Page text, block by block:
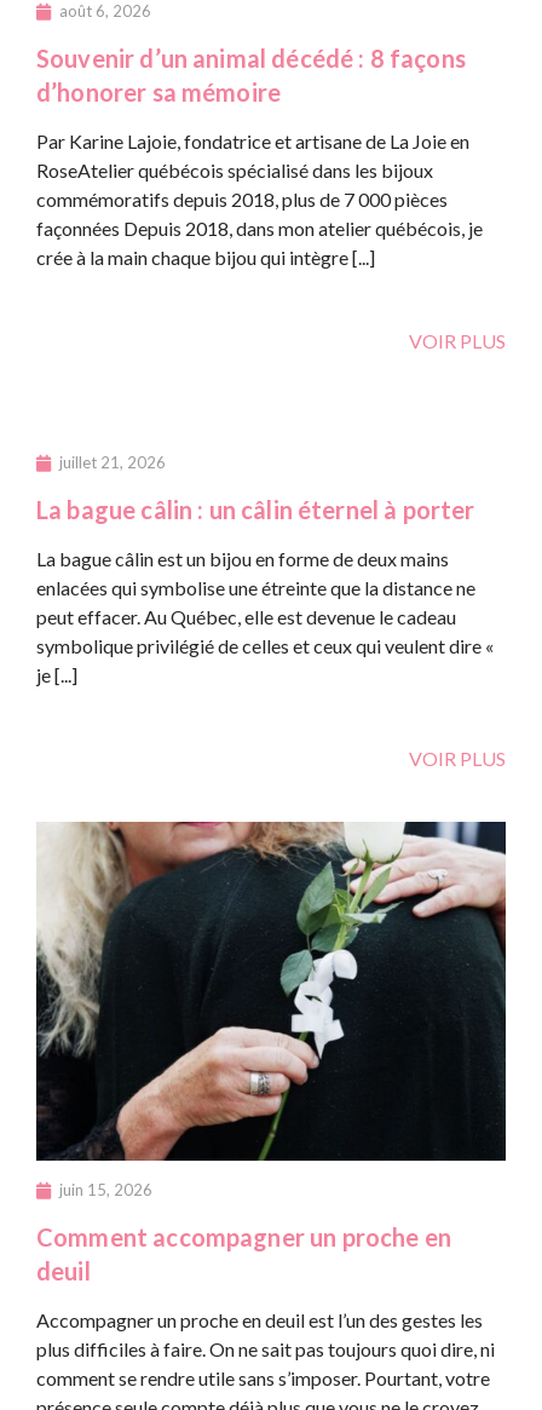
août 6, 2026
Souvenir d’un animal décédé : 8 façons
d’honorer sa mémoire
Par Karine Lajoie, fondatrice et artisane de La Joie en
RoseAtelier québécois spécialisé dans les bijoux
commémoratifs depuis 2018, plus de 7 000 pièces
façonnées Depuis 2018, dans mon atelier québécois, je
crée à la main chaque bijou qui intègre [...]
VOIR PLUS
juillet 21, 2026
La bague câlin : un câlin éternel à porter
La bague câlin est un bijou en forme de deux mains
enlacées qui symbolise une étreinte que la distance ne
peut effacer. Au Québec, elle est devenue le cadeau
symbolique privilégié de celles et ceux qui veulent dire «
je [...]
VOIR PLUS
juin 15, 2026
Comment accompagner un proche en
deuil
Accompagner un proche en deuil est l’un des gestes les
plus difficiles à faire. On ne sait pas toujours quoi dire, ni
comment se rendre utile sans s’imposer. Pourtant, votre